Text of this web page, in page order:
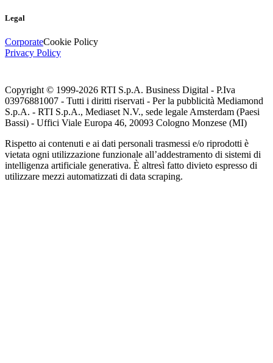
Legal
CorporateCookie Policy
Privacy Policy
Copyright © 1999-2026 RTI S.p.A. Business Digital - P.Iva
03976881007 - Tutti i diritti riservati - Per la pubblicità Mediamond
S.p.A. - RTI S.p.A., Mediaset N.V., sede legale Amsterdam (Paesi
Bassi) - Uffici Viale Europa 46, 20093 Cologno Monzese (MI)
Rispetto ai contenuti e ai dati personali trasmessi e/o riprodotti è
vietata ogni utilizzazione funzionale all’addestramento di sistemi di
intelligenza artificiale generativa. È altresì fatto divieto espresso di
utilizzare mezzi automatizzati di data scraping.